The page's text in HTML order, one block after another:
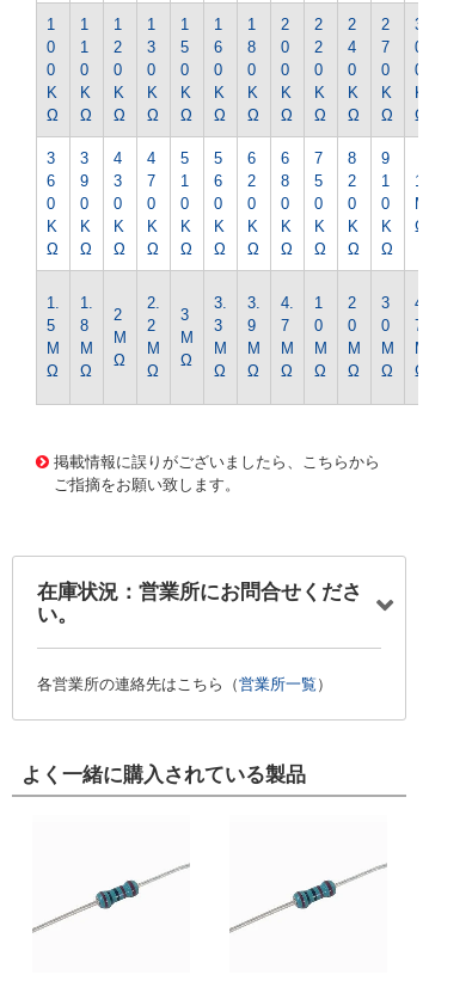
1
0
0
K
Ω
1
1
0
K
Ω
1
2
0
K
Ω
1
3
0
K
Ω
1
5
0
K
Ω
1
6
0
K
Ω
1
8
0
K
Ω
2
0
0
K
Ω
2
2
0
K
Ω
2
4
0
K
Ω
2
7
0
K
Ω
3
0
0
K
Ω
3
6
0
K
Ω
3
9
0
K
Ω
4
3
0
K
Ω
4
7
0
K
Ω
5
1
0
K
Ω
5
6
0
K
Ω
6
2
0
K
Ω
6
8
0
K
Ω
7
5
0
K
Ω
8
2
0
K
Ω
9
1
0
K
Ω
1
M
Ω
1.
5
M
Ω
1.
8
M
Ω
2
M
Ω
2.
2
M
Ω
3
M
Ω
3.
3
M
Ω
3.
9
M
Ω
4.
7
M
Ω
1
0
M
Ω
2
0
M
Ω
3
0
M
Ω
4
7
M
Ω
掲載情報に誤りがございましたら、こちらから
ご指摘をお願い致します。
在庫状況：営業所にお問合せくださ
い。
各営業所の連絡先はこちら（営業所一覧 ）
よく一緒に購入されている製品